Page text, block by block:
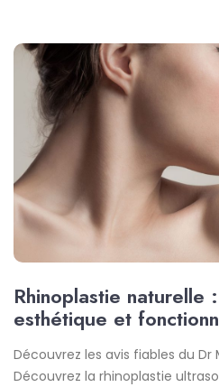
Rhinoplastie naturelle
esthétique et
Découvrez les avis fiables du
Découvrez la rhinoplastie